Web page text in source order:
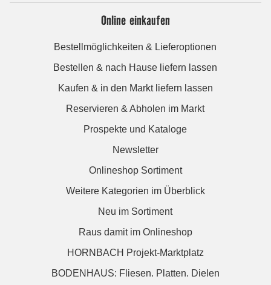
Online einkaufen
Bestellmöglichkeiten & Lieferoptionen
Bestellen & nach Hause liefern lassen
Kaufen & in den Markt liefern lassen
Reservieren & Abholen im Markt
Prospekte und Kataloge
Newsletter
Onlineshop Sortiment
Weitere Kategorien im Überblick
Neu im Sortiment
Raus damit im Onlineshop
HORNBACH Projekt-Marktplatz
BODENHAUS: Fliesen. Platten. Dielen